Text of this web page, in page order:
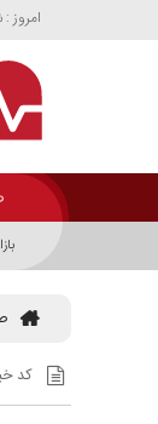
امروز : شنبه،
کد